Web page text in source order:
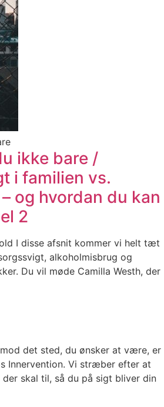
ikke bare /
i familien vs.
og hvordan du kan
2
I disse afsnit kommer vi helt tæt
alkoholmisbrug og
Du vil møde Camilla Westh, der
det sted, du ønsker at være, er
Innervention. Vi stræber efter at
skal til, så du på sigt bliver din